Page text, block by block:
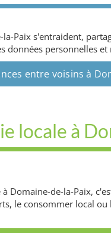
Paix s'entraident,
données personnelles
entre voisins à
locale à
à Domaine-de-la-Paix,
le consommer local